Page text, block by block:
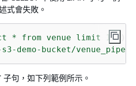
式會失敗。
* from venue limit 10'
demo-bucket/venue_pipe_'
句，如下列範例所示。